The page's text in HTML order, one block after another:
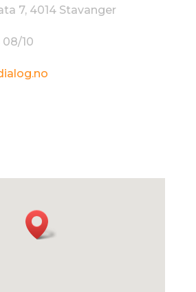
7, 4014 Stavanger
08/10